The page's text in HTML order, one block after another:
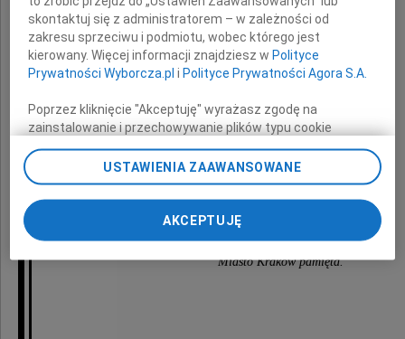
31. Światowe Dni Młodzieży w Krakowie
26-31 lipca 2016
Miasto Kraków pamięta.
skontaktuj się z administratorem – w zależności od
zakresu sprzeciwu i podmiotu, wobec którego jest
kierowany. Więcej informacji znajdziesz wPolityce
Prywatności Wyborcza.pl iPolityce Prywatności Agora S.A.
Poprzez kliknięcie "Akceptuję" wyrażasz zgodę na
zainstalowanie i przechowywanie plików typu cookie
Wyborczej sp. z o. o. jej Zaufanych Partnerów i Agora S.A.
na Twoim urządzeniu końcowym. Możesz też w każdej
chwili zmienić swoje preferencje dot. plików cookie,
ponownie wywołując narzędzie do zarządzania Twoimi
preferencjami dot. przetwarzania danych poprzez
odnośnik „Ustawienia prywatności” w stopce serwisu i
Zmiana ustawień plików cookie możliwa jest także za
USTAWIENIA ZAAWANSOWANE
AKCEPTUJĘ